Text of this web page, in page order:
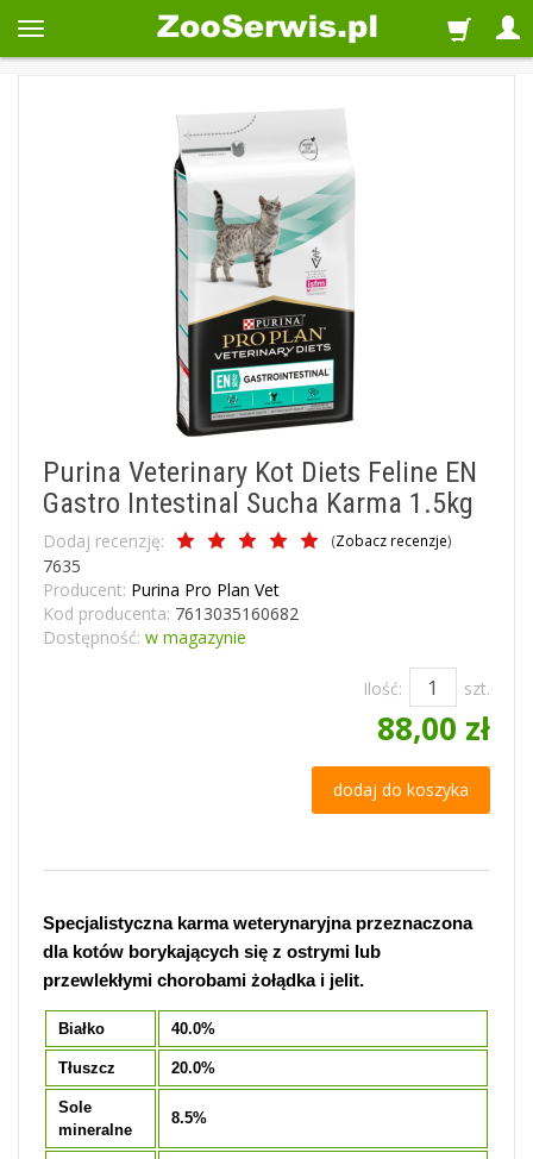
Purina Veterinary Kot Diets Feline EN
Gastro Intestinal Sucha Karma 1.5kg
Dodaj recenzję: (Zobacz recenzje)
7635
Producent: Purina Pro Plan Vet
Kod producenta: 7613035160682
Dostępność: w magazynie
Ilość: szt.
88,00 zł
dodaj do koszyka
Specjalistyczna karma weterynaryjna przeznaczona
dla kotów borykających się z ostrymi lub
przewlekłymi chorobami żołądka i jelit.
Białko 40.0%
Tłuszcz 20.0%
Sole
mineralne
8.5%